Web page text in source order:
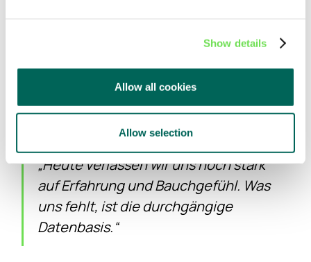
Show details
Allow all cookies
Allow selection
Wissen und den Überblick über die weltweite
Diese Perspektiven zusammenzuführen, ist die
zentrale Aufgabe der nächsten Phase industrieller
„Heute verlassen wir uns noch stark
auf Erfahrung und Bauchgefühl. Was
uns fehlt, ist die durchgängige
Datenbasis.“